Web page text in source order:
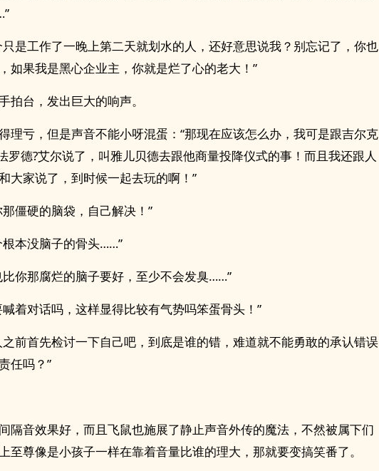
只是工作了一晚上第二天就划水的人，还好意思说我？别忘记了，你也
如果我是黑心企业主，你就是烂了心的老大！”
拍台，发出巨大的响声。
理亏，但是声音不能小呀混蛋：“那现在应该怎么办，我可是跟吉尔克
罗德?艾尔说了，叫雅儿贝德去跟他商量投降仪式的事！而且我还跟人
大家说了，到时候一起去玩的啊！”
那僵硬的脑袋，自己解决！”
根本没脑子的骨头……”
比你那腐烂的脑子要好，至少不会发臭……”
喊着对话吗，这样显得比较有气势吗笨蛋骨头！”
之前首先检讨一下自己吧，到底是谁的错，难道就不能勇敢的承认错误
任吗？”
隔音效果好，而且飞鼠也施展了静止声音外传的魔法，不然被属下们
至尊像是小孩子一样在靠着音量比谁的理大，那就要变搞笑番了。